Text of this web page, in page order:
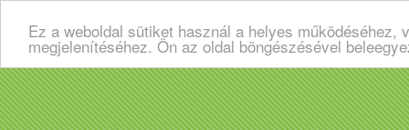
Ez a weboldal sütiket használ a helyes
megjelenítéséhez. Ön az oldal böngészésével